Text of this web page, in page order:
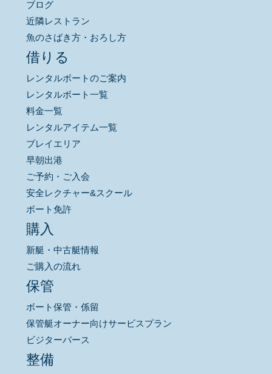
ブログ
近隣レストラン
魚のさばき方・おろし方
借りる
レンタルボートのご案内
レンタルボート一覧
料金一覧
レンタルアイテム一覧
プレイエリア
早朝出港
ご予約・ご入会
安全レクチャー&スクール
ボート免許
購入
新艇・中古艇情報
ご購入の流れ
保管
ボート保管・係留
保管艇オーナー向けサービスプラン
ビジターバース
整備